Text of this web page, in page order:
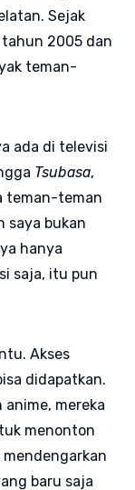
Sejak
tahun 2005 dan
teman-
ada di televisi
Tsubasa,
teman-teman
saya bukan
hanya
saja, itu pun
Akses
didapatkan.
mereka
menonton
baru saja